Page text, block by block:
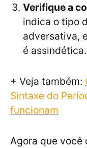
Verifique a
indica o tipo
adversativa,
é assindética.
+ Veja também:
Sintaxe do
funcionam
Agora que você